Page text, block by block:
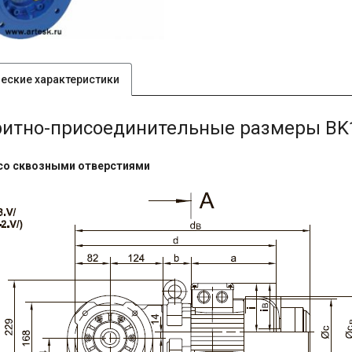
характеристики
присоединительные размеры
сквозными отверстиями